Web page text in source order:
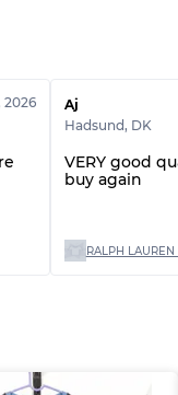
2026
Aj
Hadsund, DK
VERY good quality items would recomend and
buy again
RALPH